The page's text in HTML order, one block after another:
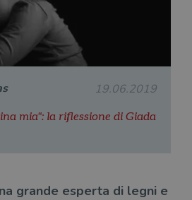
19.06.2019
mia": la riflessione di Giada
grande esperta di legni e